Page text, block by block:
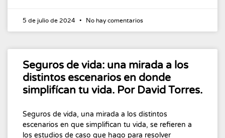
5 de julio de 2024 No hay comentarios
Seguros de vida: una mirada a los
distintos escenarios en donde
simplifícan tu vida. Por David Torres.
Seguros de vida, una mirada a los distintos
escenarios en que simplifican tu vida, se refieren a
los estudios de caso que hago para resolver